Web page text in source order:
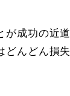
が成功の近道
どんどん損失